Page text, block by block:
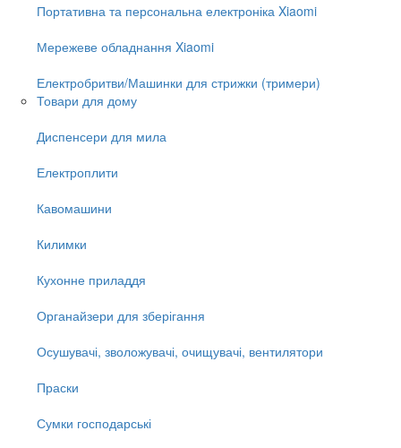
Портативна та персональна електроніка Xiaomi
Мережеве обладнання Xiaomi
Електробритви/Машинки для стрижки (тримери)
Товари для дому
Диспенсери для мила
Електроплити
Кавомашини
Килимки
Кухонне приладдя
Органайзери для зберігання
Осушувачі, зволожувачі, очищувачі, вентилятори
Праски
Сумки господарські